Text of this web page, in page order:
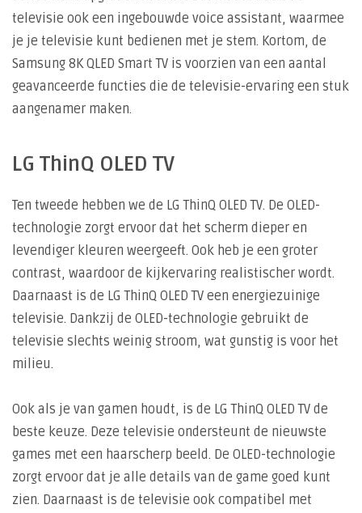
televisie ook een ingebouwde voice assistant, waarmee
je je televisie kunt bedienen met je stem. Kortom, de
Samsung 8K QLED Smart TV is voorzien van een aantal
geavanceerde functies die de televisie-ervaring een stuk
aangenamer maken.
LG ThinQ OLED TV
Ten tweede hebben we de LG ThinQ OLED TV. De OLED-
technologie zorgt ervoor dat het scherm dieper en
levendiger kleuren weergeeft. Ook heb je een groter
contrast, waardoor de kijkervaring realistischer wordt.
Daarnaast is de LG ThinQ OLED TV een energiezuinige
televisie. Dankzij de OLED-technologie gebruikt de
televisie slechts weinig stroom, wat gunstig is voor het
milieu.
Ook als je van gamen houdt, is de LG ThinQ OLED TV de
beste keuze. Deze televisie ondersteunt de nieuwste
games met een haarscherp beeld. De OLED-technologie
zorgt ervoor dat je alle details van de game goed kunt
zien. Daarnaast is de televisie ook compatibel met